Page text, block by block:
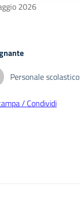
2026
Personale scolastico
/ Condividi